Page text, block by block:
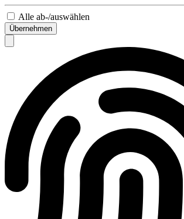
Alle ab-/auswählen
Übernehmen